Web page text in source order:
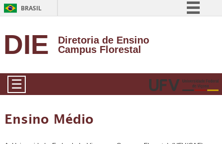
BRASIL
Comunica BR
Acesso à informação
Legislação
DIE
Diretoria de Ensino
Campus Florestal
☰
Ensino Médio